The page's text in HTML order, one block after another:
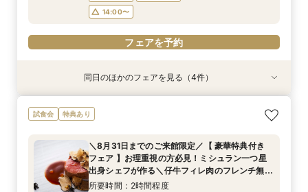
フェアを予約
14:00〜
フェアを予約
特典あり
8/10(月)
＼8月31日までのご来館限定／【 豪華特典付き
フェア 】お理重視の方必見！ミシュラン一つ星
試食／ 不安解消* お2人安心相談会も◎
所要時間：2時間程度
15:00〜
16:00〜
17:00〜
18:00〜
特典あり
8/10(月)
【限定BIGフェア】お料理重視の方必見！ ミシュ
ラン一つ星出身シェフが作る 仔牛フィレ肉のフ
談会も
所要時間：2時間程度
10:00〜
11:00〜
12:00〜
13:00〜
特典あり
8/10(月)
【限定BIGフェア】お料理重視の方必見！ ミシュ
ラン一つ星出身シェフが作る 仔牛フィレ肉のフ
談会も
所要時間：2時間程度
15:00〜
16:00〜
17:00〜
18:00〜
特典あり
8/10(月)
【お仕事帰りのお二人へ♪】美食フレンチも食べ
れる、90分クイック相談会！
18:00〜
19:00〜
20:00〜
同日のほかのフェアを見る（4件）
試食会 特典あり
＼8月31日までのご来館限定／【 豪華特典付き
フェア 】お理重視の方必見！ミシュラン一つ星
出身シェフが作る＼仔牛フィレ肉のフレンチ無料
試食／ 不安解消* お2人安心相談会も◎
所要時間：2時間程度